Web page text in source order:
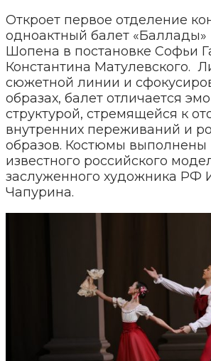
Откроет первое отделение
одноактный балет
Шопена в постановке Софьи
Константина Матулевского.
сюжетной линии и
образах, балет отличается
структурой, стремящейся к
внутренних переживаний и
образов. Костюмы выполнены
известного российского
заслуженного художника РФ
Чапурина.